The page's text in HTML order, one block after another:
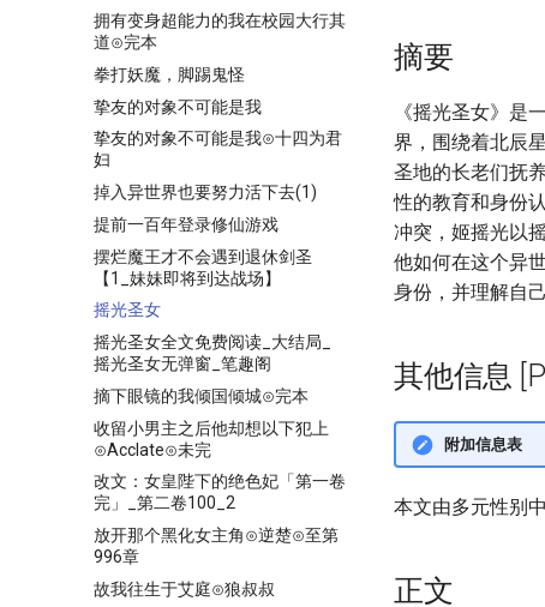
拥有变身超能力的我在校园大行其
道⊙完本
拳打妖魔，脚踢鬼怪
挚友的对象不可能是我
挚友的对象不可能是我⊙十四为君
妇
掉入异世界也要努力活下去(1)
提前一百年登录修仙游戏
摆烂魔王才不会遇到退休剑圣
【1_妹妹即将到达战场】
摇光圣女
摇光圣女全文免费阅读_大结局_
摇光圣女无弹窗_笔趣阁
摘下眼镜的我倾国倾城⊙完本
收留小男主之后他却想以下犯上
⊙Acclate⊙未完
改文：女皇陛下的绝色妃「第一卷
完」_第二卷100_2
放开那个黑化女主角⊙逆楚⊙至第
996章
故我往生于艾庭⊙狼叔叔
摘要
《摇光圣女》是
界，围绕着北辰
圣地的长老们抚
性的教育和身份
冲突，姬摇光以
他如何在这个异
身份，并理解自
其他信息
附加信息表
本文由多元性别
正文